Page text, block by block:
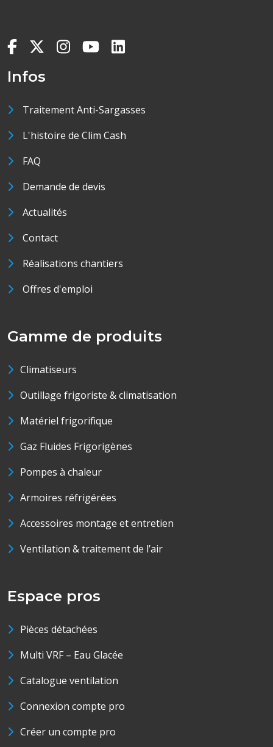
Infos
Traitement Anti-Sargasses
L'histoire de Clim Cash
FAQ
Demande de devis
Actualités
Contact
Réalisations chantiers
Offres d'emploi
Gamme de produits
Climatiseurs
Outillage frigoriste & climatisation
Matériel frigorifique
Gaz Fluides Frigorigènes
Pompes à chaleur
Armoires réfrigérées
Accessoires montage et entretien
Ventilation & traitement de l’air
Espace pros
Pièces détachées
Multi VRF – Eau Glacée
Catalogue ventilation
Connexion compte pro
Créer un compte pro